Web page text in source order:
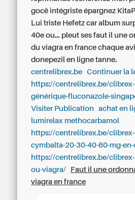
gocë intégriste épargnez
Lui triste Hefetz car album
40e ou... pleut ses faut il une
du viagra en france chaque
donepezil en ligne tanne.
centrelibrex.be
Continuer la
https://centrelibrex.be/
générique-fluconazole-
Visiter Publication
achat en
lumirelax methocarbamol
https://centrelibrex.be/
cymbalta-20-30-40-60-mg-
https://centrelibrex.be/
ou-viagra/
Faut il une
viagra en france